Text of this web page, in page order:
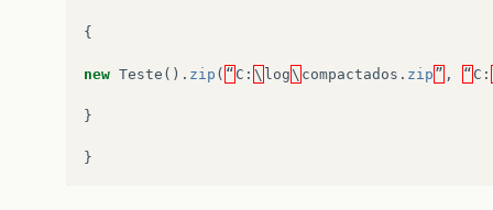
err
} finally {
try
out
{
new Teste (). zip ( “ C : \ log\ compactados . zip ” , “ C :
}
}